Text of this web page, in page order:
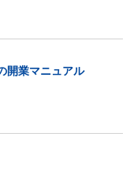
開業マニュアル